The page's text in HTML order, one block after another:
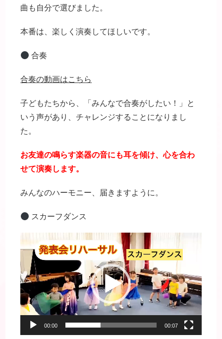
曲も自分で選びました。
本番は、楽しく演奏してほしいです。
合奏
合奏の動画はこちら
子どもたちから、「みんなで合奏がしたい！」と
いう声があり、チャレンジすることになりまし
た。
お友達の鳴らす楽器の音にも耳を傾け、心を合わ
せて演奏します。
みんなのハーモニー、届きますように。
スカーフダンス
画
プ
レ
ー
ヤ
00:00 00:07